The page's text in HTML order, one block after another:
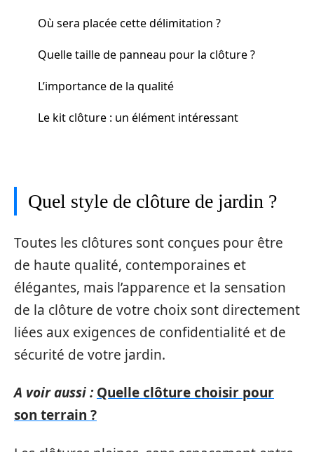
Où sera placée cette délimitation ?
Quelle taille de panneau pour la clôture ?
L’importance de la qualité
Le kit clôture : un élément intéressant
Quel style de clôture de jardin ?
Toutes les clôtures sont conçues pour être
de haute qualité, contemporaines et
élégantes, mais l’apparence et la sensation
de la clôture de votre choix sont directement
liées aux exigences de confidentialité et de
sécurité de votre jardin.
A voir aussi : Quelle clôture choisir pour
son terrain ?